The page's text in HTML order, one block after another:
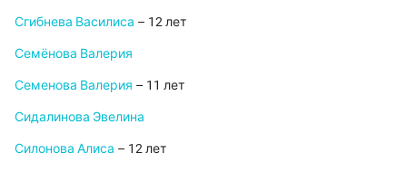
Сгибнева Василиса – 12 лет
Семёнова Валерия
Семенова Валерия – 11 лет
Сидалинова Эвелина
Силонова Алиса – 12 лет